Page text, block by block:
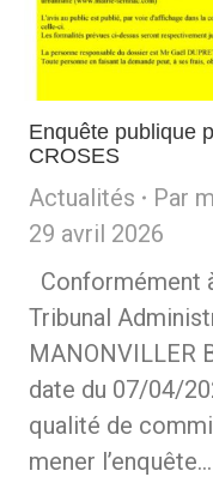
Enquête publique
CROSES
Actualités Par
29 avril 2026
Conformément
Tribunal
MANONVILLER
date du 07/04/
qualité de
mener l’enquête…